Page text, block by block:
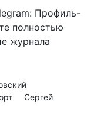
Профиль-
полностью
журнала
Сергей